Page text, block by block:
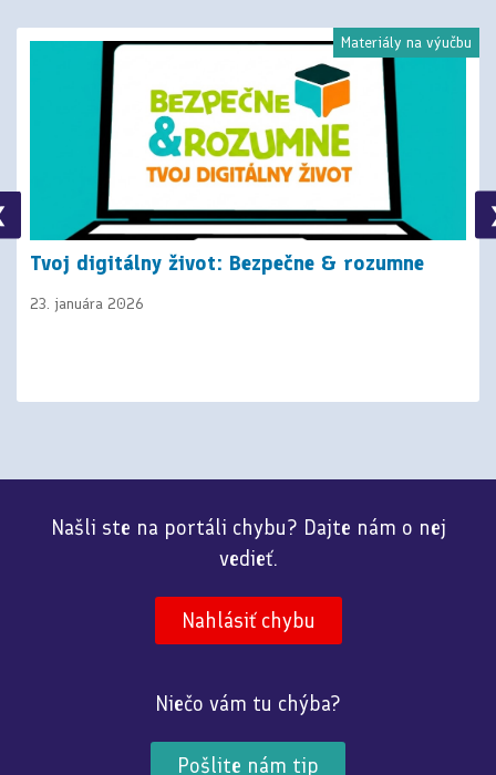
Materiály na výučbu
Tvoj digitálny život: Bezpečne & rozumne
23. januára 2026
Našli ste na portáli chybu? Dajte nám o nej
vedieť.
Nahlásiť chybu
Niečo vám tu chýba?
Pošlite nám tip